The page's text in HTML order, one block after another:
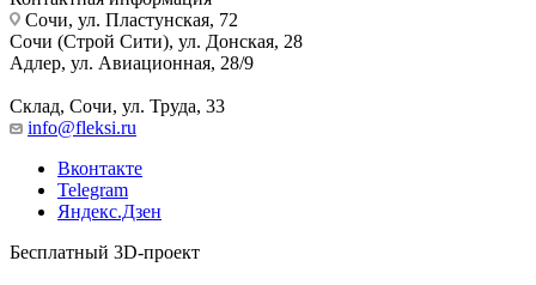
Сочи, ул. Пластунская, 72
Сочи (Строй Сити), ул. Донская, 28
Адлер, ул. Авиационная, 28/9
Склад, Сочи, ул. Труда, 33
info@fleksi.ru
Вконтакте
Telegram
Яндекс.Дзен
Бесплатный 3D-проект